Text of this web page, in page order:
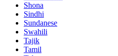
Shona
Sindhi
Sundanese
Swahili
Tajik
Tamil